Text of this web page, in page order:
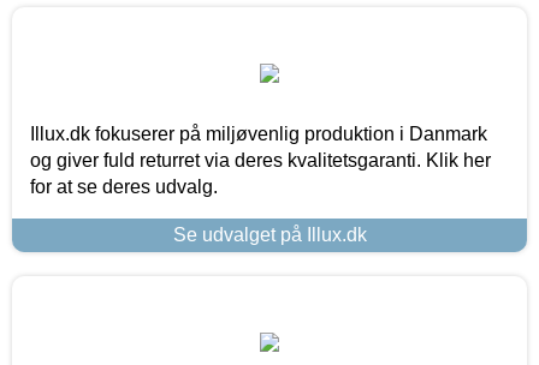
Illux.dk fokuserer på miljøvenlig produktion i Danmark
og giver fuld returret via deres kvalitetsgaranti. Klik her
for at se deres udvalg.
Se udvalget på Illux.dk